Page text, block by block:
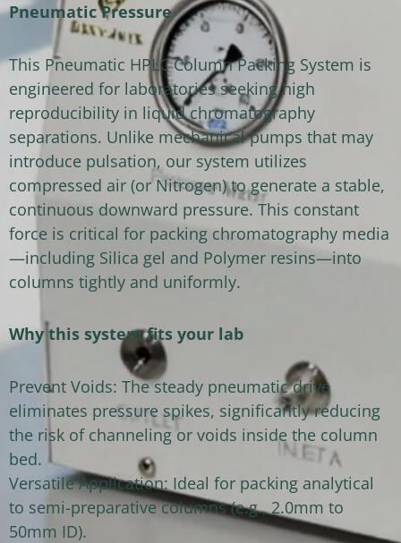
Pneumatic Pressure
This Pneumatic HPLC Column Packing System is
engineered for laboratories seeking high
reproducibility in liquid chromatography
separations. Unlike mechanical pumps that may
introduce pulsation, our system utilizes
compressed air (or Nitrogen) to generate a stable,
continuous downward pressure. This constant
force is critical for packing chromatography media
—including Silica gel and Polymer resins—into
columns tightly and uniformly.
Why this system fits your lab
Prevent Voids: The steady pneumatic drive
eliminates pressure spikes, significantly reducing
the risk of channeling or voids inside the column
bed.
Versatile Application: Ideal for packing analytical
to semi-preparative columns (e.g., 2.0mm to
50mm ID).